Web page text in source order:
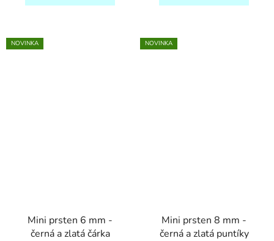
NOVINKA
Mini prsten 6 mm -
černá a zlatá čárka
NOVINKA
Mini prsten 8 mm -
černá a zlatá puntíky